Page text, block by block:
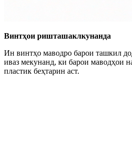
Винтҳои ришташаклкунанда
Ин винтҳо маводро барои ташкил
иваз мекунанд, ки барои маводҳои
пластик беҳтарин аст.